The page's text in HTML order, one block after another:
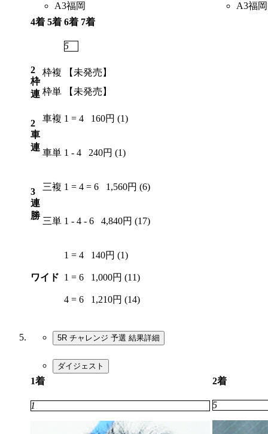
A3福岡
A3福岡
4着 5着 6着 7着
5
2
枠
連
枠複
【未発売】
枠単
【未発売】
2
車
連
車複 1 = 4 160円 (1)
車単 1 - 4 240円 (1)
3
連
勝
三複 1 = 4 = 6 1,560円 (6)
三単 1 - 4 - 6 4,840円 (17)
ワイド
1 = 4 140円 (1)
1 = 6 1,000円 (11)
4 = 6 1,210円 (14)
5R チャレンジ 予選 結果詳細
ダイジェスト
1着 2着
1 5